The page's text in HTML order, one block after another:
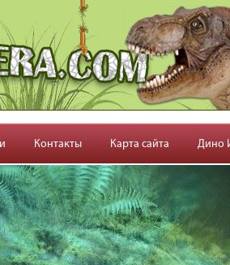
Контакты Карта сайта Дино